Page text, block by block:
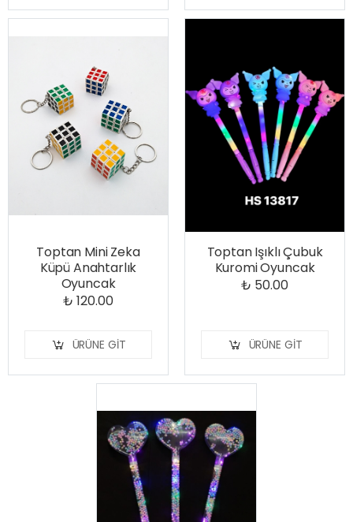
Toptan Mini Zeka
Küpü Anahtarlık
Oyuncak
₺ 120.00
ÜRÜNE GIT
Toptan Işıklı Çubuk
Kuromi Oyuncak
₺ 50.00
ÜRÜNE GIT